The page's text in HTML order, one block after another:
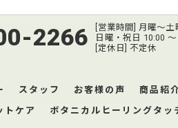
2266
[営業時間] 月曜～
日曜・祝日 10:00 ～
[定休日] 不定休
スタッフ お客様の声 商品紹
トケア ボタニカルヒーリングタッ